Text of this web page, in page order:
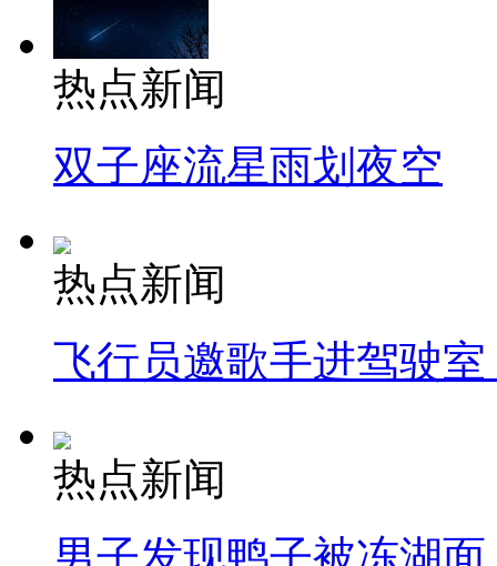
热点新闻
双子座流星雨划夜空
热点新闻
飞行员邀歌手进驾驶
热点新闻
男子发现鸭子被冻湖